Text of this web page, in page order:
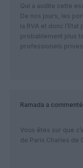
Qui a audite cette
De nos jours, les
la RVA et donc
probablement plus
professionels
Ramada a
Vous êtes sur que
de Paris Charles de